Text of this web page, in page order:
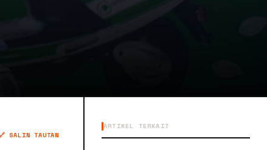
SALIN TAUTAN
ARTIKEL TERKAIT